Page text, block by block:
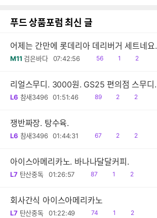
푸드 상품포럼 최신 글
어제는 간만에 롯데리아 데리버거 세트네요.
M11 검은바다 07:42:56
읽
56
공1
댓
2
리얼스무디. 3000원. GS25 편의점 스무디.
L6 참새3496 01:51:46
읽
89
공
2
댓
2
쟁반짜장. 탕수육.
L6 참새3496 01:44:31
읽
67
공
2
댓
2
아이스아메리카노. 바나나달달커피.
L7 탄산중독 01:26:57
읽
87
공1
댓
2
회사간식 아이스아메리카노
L7 탄산중독 01:22:49
읽
74
공1
댓
2